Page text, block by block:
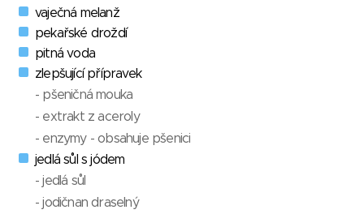
vaječná melanž
pekařské droždí
pitná voda
zlepšující přípravek
- pšeničná mouka
- extrakt z aceroly
- enzymy - obsahuje pšenici
jedlá sůl s jódem
- jedlá sůl
- jodičnan draselný